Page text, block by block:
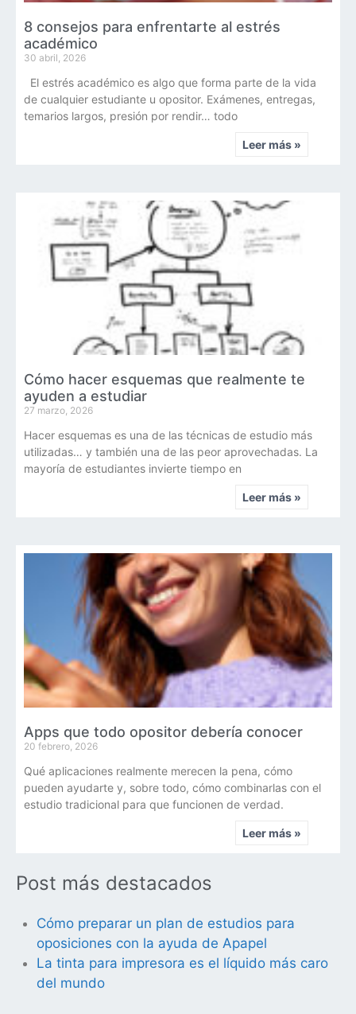
8 consejos para enfrentarte al estrés
académico
30 abril, 2026
El estrés académico es algo que forma parte de la vida
de cualquier estudiante u opositor. Exámenes, entregas,
temarios largos, presión por rendir… todo
Leer más »
Cómo hacer esquemas que realmente te
ayuden a estudiar
27 marzo, 2026
Hacer esquemas es una de las técnicas de estudio más
utilizadas… y también una de las peor aprovechadas. La
mayoría de estudiantes invierte tiempo en
Leer más »
Apps que todo opositor debería conocer
20 febrero, 2026
Qué aplicaciones realmente merecen la pena, cómo
pueden ayudarte y, sobre todo, cómo combinarlas con el
estudio tradicional para que funcionen de verdad.
Leer más »
Post más destacados
Cómo preparar un plan de estudios para
oposiciones con la ayuda de Apapel
La tinta para impresora es el líquido más caro
del mundo